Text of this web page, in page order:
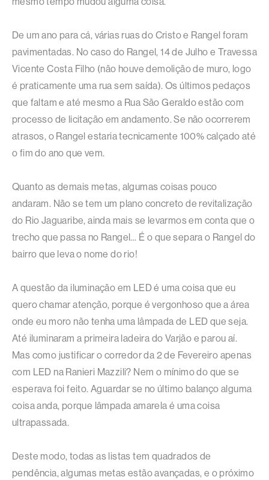
De um ano para cá, várias ruas do Cristo e Rangel foram
pavimentadas. No caso do Rangel, 14 de Julho e Travessa
Vicente Costa Filho (não houve demolição de muro, logo
é praticamente uma rua sem saída). Os últimos pedaços
que faltam e até mesmo a Rua São Geraldo estão com
processo de licitação em andamento. Se não ocorrerem
atrasos, o Rangel estaria tecnicamente 100% calçado até
o fim do ano que vem.
Quanto as demais metas, algumas coisas pouco
andaram. Não se tem um plano concreto de revitalização
do Rio Jaguaribe, ainda mais se levarmos em conta que o
trecho que passa no Rangel… É o que separa o Rangel do
bairro que leva o nome do rio!
A questão da iluminação em LED é uma coisa que eu
quero chamar atenção, porque é vergonhoso que a área
onde eu moro não tenha uma lâmpada de LED que seja.
Até iluminaram a primeira ladeira do Varjão e parou aí.
Mas como justificar o corredor da 2 de Fevereiro apenas
com LED na Ranieri Mazzili? Nem o mínimo do que se
esperava foi feito. Aguardar se no último balanço alguma
coisa anda, porque lâmpada amarela é uma coisa
ultrapassada.
Deste modo, todas as listas tem quadrados de
pendência, algumas metas estão avançadas, e o próximo